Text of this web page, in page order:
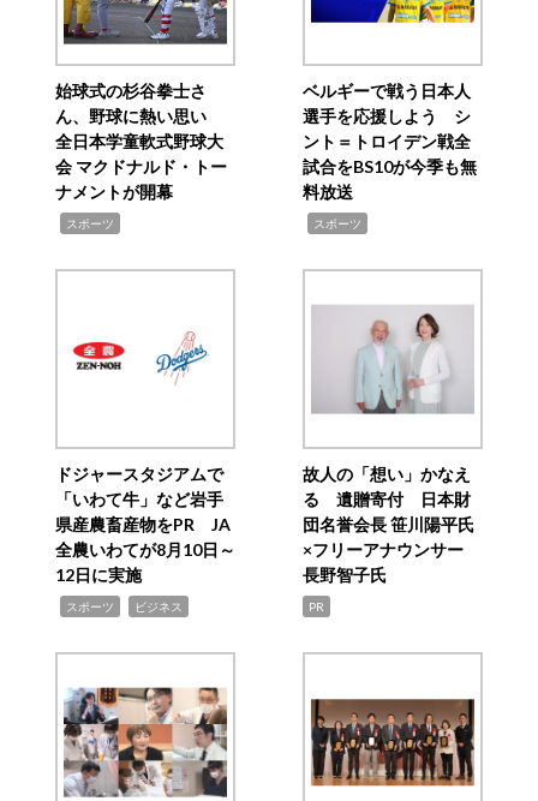
始球式の杉谷拳士さ
ん、野球に熱い思い
全日本学童軟式野球大
会 マクドナルド・トー
ナメントが開幕
スポーツ
ベルギーで戦う日本人
選手を応援しよう シ
ント＝トロイデン戦全
試合をBS10が今季も無
料放送
スポーツ
ドジャースタジアムで
「いわて牛」など岩手
県産農畜産物をPR JA
全農いわてが8月10日～
12日に実施
スポーツ ビジネス
故人の「想い」かなえ
る 遺贈寄付 日本財
団名誉会長 笹川陽平氏
×フリーアナウンサー
長野智子氏
PR